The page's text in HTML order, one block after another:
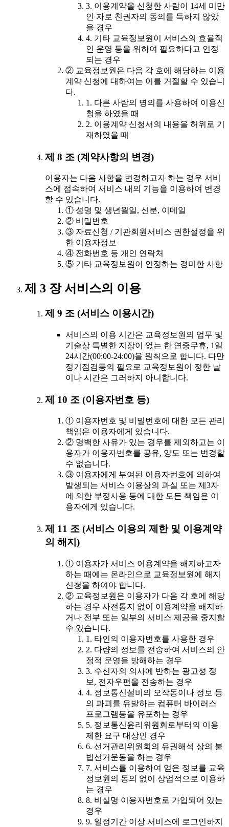
3. 이용계약을 신청한 사람이 14세 미만
인 자로 친권자의 동의를 득하지 않았
을 경우
4. 기타 교육정보원이 서비스의 효율적
인 운영 등을 위하여 필요하다고 인정
되는 경우
② 교육정보원은 다음 각 호에 해당하는 이용
계약 신청에 대하여는 이를 거절할 수 있습니
다.
1. 다른 사람의 명의를 사용하여 이용신
청을 하였을 때
2. 이용계약 신청서의 내용을 허위로 기
재하였을 때
제 8 조 (계약사항의 변경)
이용자는 다음 사항을 변경하고자 하는 경우 서비
스에 접속하여 서비스 내의 기능을 이용하여 변경
할 수 있습니다.
① 성명 및 생년월일, 신분, 이메일
② 비밀번호
③ 자료신청 / 기관회원서비스 권한설정을 위
한 이용자정보
④ 전화번호 등 개인 연락처
⑤ 기타 교육정보원이 인정하는 경미한 사항
제 3 장 서비스의 이용
제 9 조 (서비스 이용시간)
서비스의 이용 시간은 교육정보원의 업무 및
기술상 특별한 지장이 없는 한 연중무휴, 1일
24시간(00:00-24:00)을 원칙으로 합니다. 다만
정기점검등의 필요로 교육정보원이 정한 날
이나 시간은 그러하지 아니합니다.
제 10 조 (이용자번호 등)
① 이용자번호 및 비밀번호에 대한 모든 관리
책임은 이용자에게 있습니다.
② 명백한 사유가 있는 경우를 제외하고는 이
용자가 이용자번호를 공유, 양도 또는 변경할
수 없습니다.
③ 이용자에게 부여된 이용자번호에 의하여
발생되는 서비스 이용상의 과실 또는 제3자
에 의한 부정사용 등에 대한 모든 책임은 이
용자에게 있습니다.
제 11 조 (서비스 이용의 제한 및 이용계약
의 해지)
① 이용자가 서비스 이용계약을 해지하고자
하는 때에는 온라인으로 교육정보원에 해지
신청을 하여야 합니다.
② 교육정보원은 이용자가 다음 각 호에 해당
하는 경우 사전통지 없이 이용계약을 해지하
거나 전부 또는 일부의 서비스 제공을 중지할
수 있습니다.
1. 타인의 이용자번호를 사용한 경우
2. 다량의 정보를 전송하여 서비스의 안
정적 운영을 방해하는 경우
3. 수신자의 의사에 반하는 광고성 정
보, 전자우편을 전송하는 경우
4. 정보통신설비의 오작동이나 정보 등
의 파괴를 유발하는 컴퓨터 바이러스
프로그램등을 유포하는 경우
5. 정보통신윤리위원회로부터의 이용
제한 요구 대상인 경우
6. 선거관리위원회의 유권해석 상의 불
법선거운동을 하는 경우
7. 서비스를 이용하여 얻은 정보를 교육
정보원의 동의 없이 상업적으로 이용하
는 경우
8. 비실명 이용자번호로 가입되어 있는
경우
9. 일정기간 이상 서비스에 로그인하지